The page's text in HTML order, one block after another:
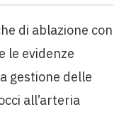
di ablazione con
le evidenze
gestione delle
all’arteria